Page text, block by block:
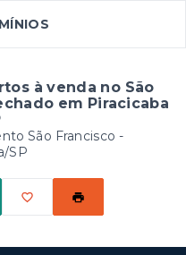
à venda no São
em Piracicaba
São Francisco -
SP